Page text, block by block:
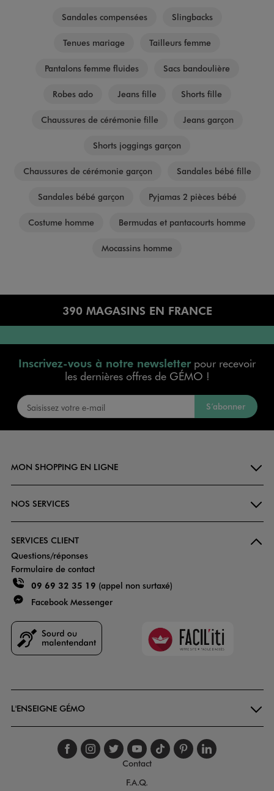
Sandales compensées Slingbacks
Tenues mariage Tailleurs femme
Pantalons femme fluides Sacs bandoulière
Robes ado Jeans fille Shorts fille
Chaussures de cérémonie fille Jeans garçon
Shorts joggings garçon
Chaussures de cérémonie garçon Sandales bébé fille
Sandales bébé garçon Pyjamas 2 pièces bébé
Costume homme Bermudas et pantacourts homme
Mocassins homme
390 MAGASINS EN FRANCE
Inscrivez-vous à notre newsletterpour recevoir
les dernières offres de GÉMO !
S’abonner
MON SHOPPING EN LIGNE
NOS SERVICES
SERVICES CLIENT
Questions/réponses
Formulaire de contact
09 69 32 35 19 (appel non surtaxé)
Facebook Messenger
Faciliti
L'ENSEIGNE GÉMO
Suivez-nous sur
Suivez-nous sur
Suivez-nous sur
Suivez-nous
Suivez-nous
Suivez-
Contact
F.A.Q.